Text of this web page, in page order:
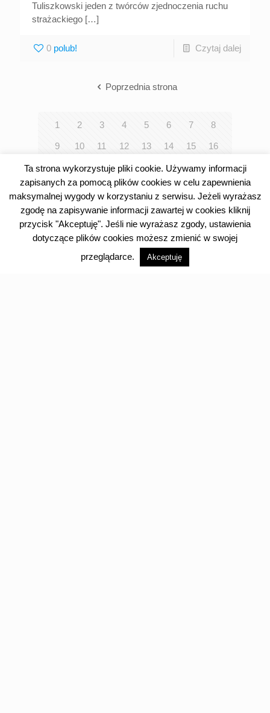
Tuliszkowski jeden z twórców zjednoczenia ruchu
strażackiego […]
0 Czytaj dalej
Poprzednia strona
1 2 3 4 5 6 7 8
9 10 11 12 13 14 15 16
17 18 19 20 21 22 23 24
25 26 27 28 29 30 31 32
33 34 35 36 37 38 39 40
41 42
Następna strona
Ta strona wykorzystuje pliki cookie. Używamy informacji
zapisanych za pomocą plików cookies w celu zapewnienia
maksymalnej wygody w korzystaniu z serwisu. Jeżeli wyrażasz
zgodę na zapisywanie informacji zawartej w cookies kliknij
przycisk "Akceptuję". Jeśli nie wyrażasz zgody, ustawienia
dotyczące plików cookies możesz zmienić w swojej
przeglądarce.
Akceptuję